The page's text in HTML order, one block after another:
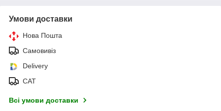
Умови доставки
Нова Пошта
Самовивіз
Delivery
САТ
Всі умови доставки